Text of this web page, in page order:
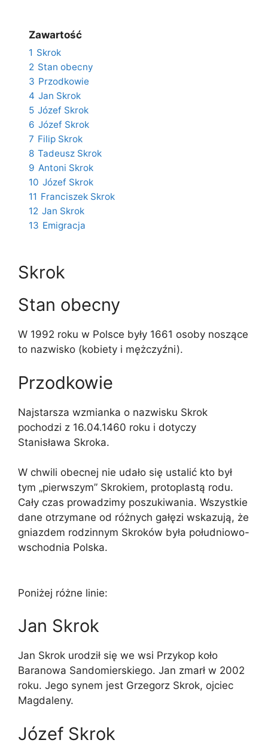
Zawartość
1 Skrok
2 Stan obecny
3 Przodkowie
4 Jan Skrok
5 Józef Skrok
6 Józef Skrok
7 Filip Skrok
8 Tadeusz Skrok
9 Antoni Skrok
10 Józef Skrok
11 Franciszek Skrok
12 Jan Skrok
13 Emigracja
Skrok
Stan obecny
W 1992 roku w Polsce były 1661 osoby noszące
to nazwisko (kobiety i mężczyźni).
Przodkowie
Najstarsza wzmianka o nazwisku Skrok
pochodzi z 16.04.1460 roku i dotyczy
Stanisława Skroka.
W chwili obecnej nie udało się ustalić kto był
tym „pierwszym” Skrokiem, protoplastą rodu.
Cały czas prowadzimy poszukiwania. Wszystkie
dane otrzymane od różnych gałęzi wskazują, że
gniazdem rodzinnym Skroków była południowo-
wschodnia Polska.
Poniżej różne linie:
Jan Skrok
Jan Skrok urodził się we wsi Przykop koło
Baranowa Sandomierskiego. Jan zmarł w 2002
roku. Jego synem jest Grzegorz Skrok, ojciec
Magdaleny.
Józef Skrok